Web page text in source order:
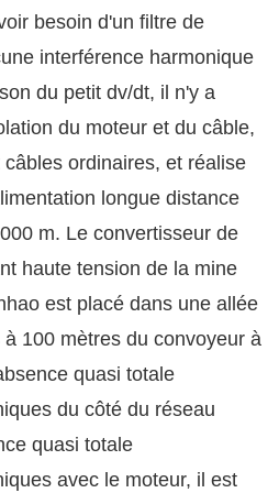
besoin d'un filtre de
interférence harmonique
du petit dv/dt, il n'y a
du moteur et du câble,
ordinaires, et réalise
longue distance
m. Le convertisseur de
haute tension de la mine
est placé dans une allée
100 mètres du convoyeur à
quasi totale
du côté du réseau
quasi totale
avec le moteur, il est